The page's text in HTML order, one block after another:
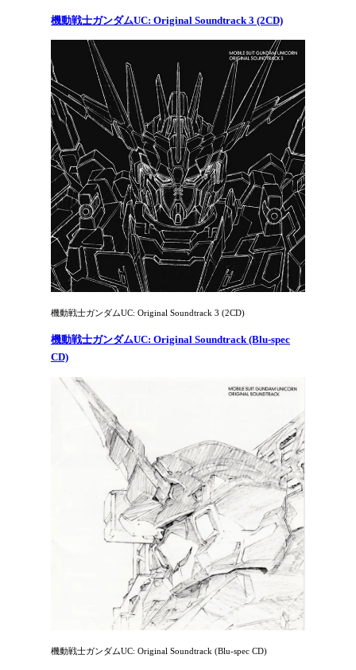
機動戦士ガンダムUC: Original Soundtrack 3 (2CD)
機動戦士ガンダムUC: Original Soundtrack 3 (2CD)
機動戦士ガンダムUC: Original Soundtrack (Blu-spec
CD)
機動戦士ガンダムUC: Original Soundtrack (Blu-spec CD)